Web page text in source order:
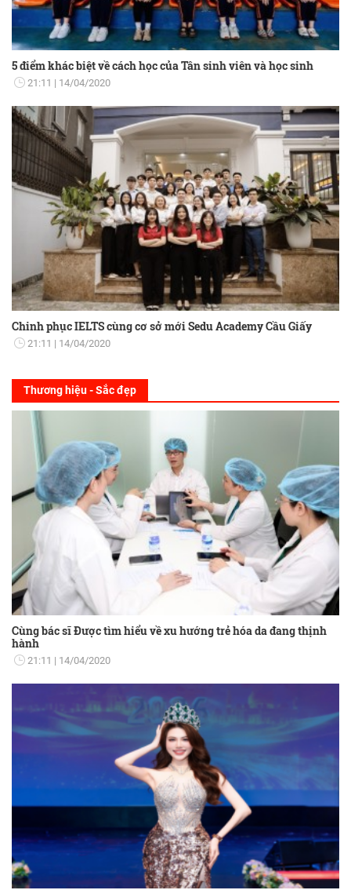
5 điểm khác biệt về cách học của Tân sinh viên và học sinh
21:11 14/04/2020
Chinh phục IELTS cùng cơ sở mới Sedu Academy Cầu Giấy
21:11 14/04/2020
Thương hiệu - Sắc đẹp
Cùng bác sĩ Được tìm hiểu về xu hướng trẻ hóa da đang thịnh
hành
21:11 14/04/2020